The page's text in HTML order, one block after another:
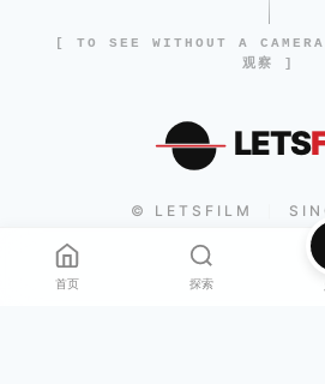
[ TO SEE WITHOUT A CAMERA
观察 ]
LETS
© LETSFILM
首页 探索